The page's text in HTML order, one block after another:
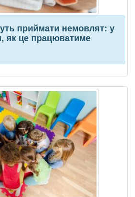
приймати немовлят: у
як це працюватиме